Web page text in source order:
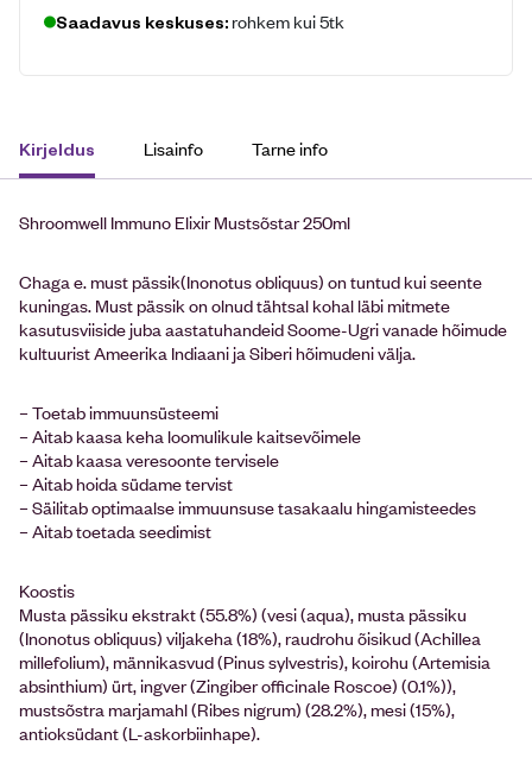
Saadavus keskuses: rohkem kui 5tk
Kirjeldus Lisainfo Tarne info
Shroomwell Immuno Elixir Mustsõstar 250ml
Chaga e. must pässik(Inonotus obliquus) on tuntud kui seente
kuningas. Must pässik on olnud tähtsal kohal läbi mitmete
kasutusviiside juba aastatuhandeid Soome-Ugri vanade hõimude
kultuurist Ameerika Indiaani ja Siberi hõimudeni välja.
– Toetab immuunsüsteemi
– Aitab kaasa keha loomulikule kaitsevõimele
– Aitab kaasa veresoonte tervisele
– Aitab hoida südame tervist
– Säilitab optimaalse immuunsuse tasakaalu hingamisteedes
– Aitab toetada seedimist
Koostis
Musta pässiku ekstrakt (55.8%) (vesi (aqua), musta pässiku
(Inonotus obliquus) viljakeha (18%), raudrohu õisikud (Achillea
millefolium), männikasvud (Pinus sylvestris), koirohu (Artemisia
absinthium) ürt, ingver (Zingiber officinale Roscoe) (0.1%)),
mustsõstra marjamahl (Ribes nigrum) (28.2%), mesi (15%),
antioksüdant (L-askorbiinhape).